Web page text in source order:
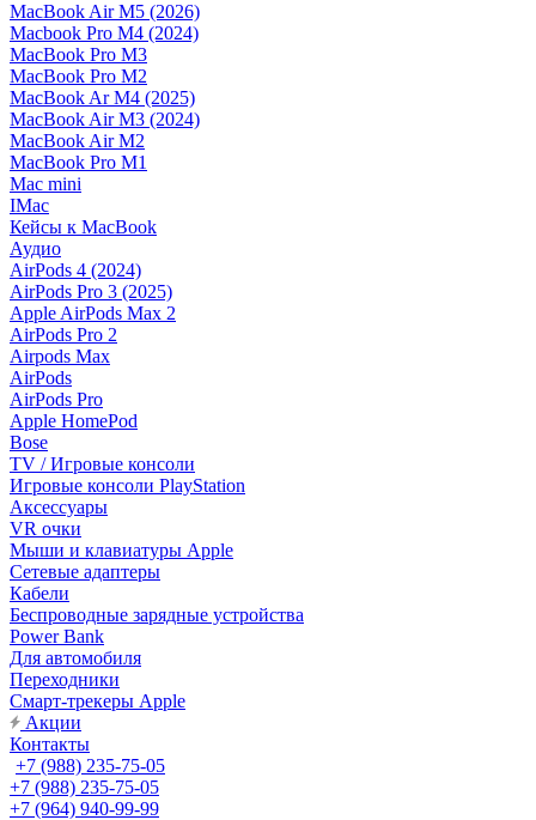
MacBook Air M5 (2026)
Macbook Pro M4 (2024)
MacBook Pro M3
MacBook Pro M2
MacBook Ar M4 (2025)
MacBook Air M3 (2024)
MacBook Air M2
MacBook Pro M1
Mac mini
IMac
Кейсы к MacBook
Аудио
AirPods 4 (2024)
AirPods Pro 3 (2025)
Apple AirPods Max 2
AirPods Pro 2
Airpods Max
AirPods
AirPods Pro
Apple HomePod
Bose
TV / Игровые консоли
Игровые консоли PlayStation
Аксессуары
VR очки
Мыши и клавиатуры Apple
Сетевые адаптеры
Кабели
Беспроводные зарядные устройства
Power Bank
Для автомобиля
Переходники
Смарт-трекеры Apple
Акции
Контакты
+7 (988) 235-75-05
+7 (988) 235-75-05
+7 (964) 940-99-99